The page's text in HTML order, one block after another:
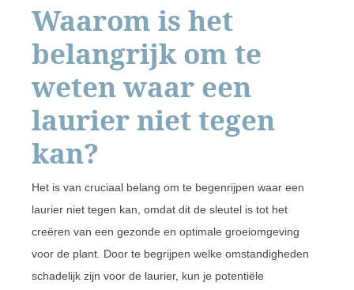
Waarom is het
belangrijk om te
weten waar een
laurier niet tegen
kan?
Het is van cruciaal belang om te begenrijpen waar een
laurier niet tegen kan, omdat dit de sleutel is tot het
creëren van een gezonde en optimale groeiomgeving
voor de plant. Door te begrijpen welke omstandigheden
schadelijk zijn voor de laurier, kun je potentiële